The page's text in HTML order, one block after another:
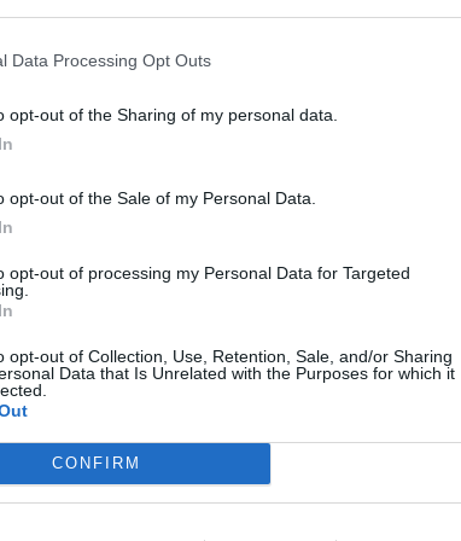
Data Processing Opt Outs
opt-out of the Sharing of my personal data.
opt-out of the Sale of my Personal Data.
opt-out of processing my Personal Data for Targeted
opt-out of Collection, Use, Retention, Sale, and/or Sharing
Data that Is Unrelated with the Purposes for which it
CONFIRM
Roja Cantabria, y Antonio Gómez,
y Protección Ciudadana del
fuente preferida de Google
de actualidad.